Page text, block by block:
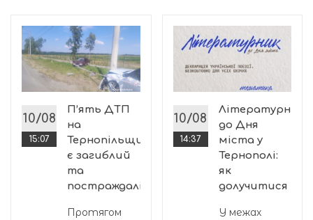
10/08
15:07
П’ять ДТП
на
Тернопільщині:
є загиблий
та
постраждалі
Протягом
10/08
14:37
Літературник
до Дня
міста у
Тернополі:
як
долучитися
У межах